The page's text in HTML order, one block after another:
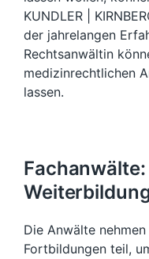
KUNDLER |
der jahrelangen
Rechtsanwältin
medizinrechtlichen
lassen.
Die Anwälte
Fortbildungen teil,